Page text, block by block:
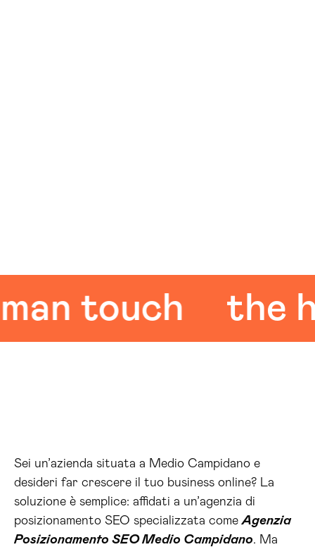
touch the
Sei un’azienda situata a Medio Campidano e
desideri far crescere il tuo business online? La
soluzione è semplice: affidati a un’agenzia di
posizionamento SEO specializzata comeAgenzia
Posizionamento SEO Medio Campidano. Ma